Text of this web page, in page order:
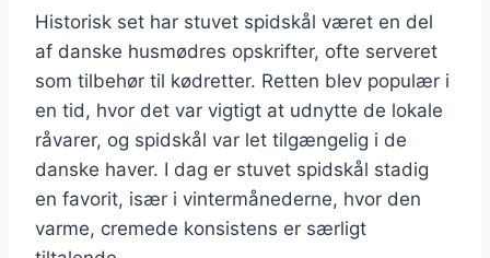
Historisk set har stuvet spidskål været en del
af danske husmødres opskrifter, ofte serveret
som tilbehør til kødretter. Retten blev populær i
en tid, hvor det var vigtigt at udnytte de lokale
råvarer, og spidskål var let tilgængelig i de
danske haver. I dag er stuvet spidskål stadig
en favorit, især i vintermånederne, hvor den
varme, cremede konsistens er særligt